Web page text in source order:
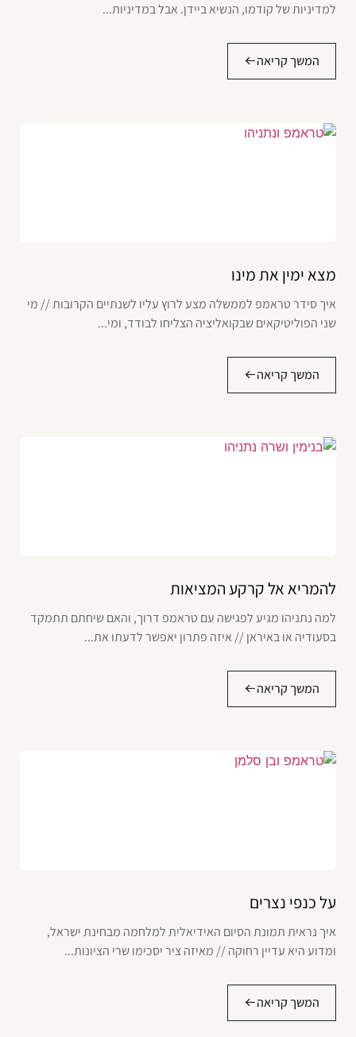
למדיניות של קודמו, הנשיא ביידן. אבל במדיניות...
המשך קריאה
מצא ימין את מינו
איך סידר טראמפ לממשלה מצע לרוץ עליו לשנתיים הקרובות // מי
שני הפוליטיקאים שבקואליציה הצליחו לבודד, ומי...
המשך קריאה
להמריא אל קרקע המציאות
למה נתניהו מגיע לפגישה עם טראמפ דרוך, והאם שיחתם תתמקד
בסעודיה או באיראן // איזה פתרון יאפשר לדעתו את...
המשך קריאה
על כנפי נצרים
איך נראית תמונת הסיום האידיאלית למלחמה מבחינת ישראל,
ומדוע היא עדיין רחוקה // מאיזה ציר יסכימו שרי הציונות...
המשך קריאה